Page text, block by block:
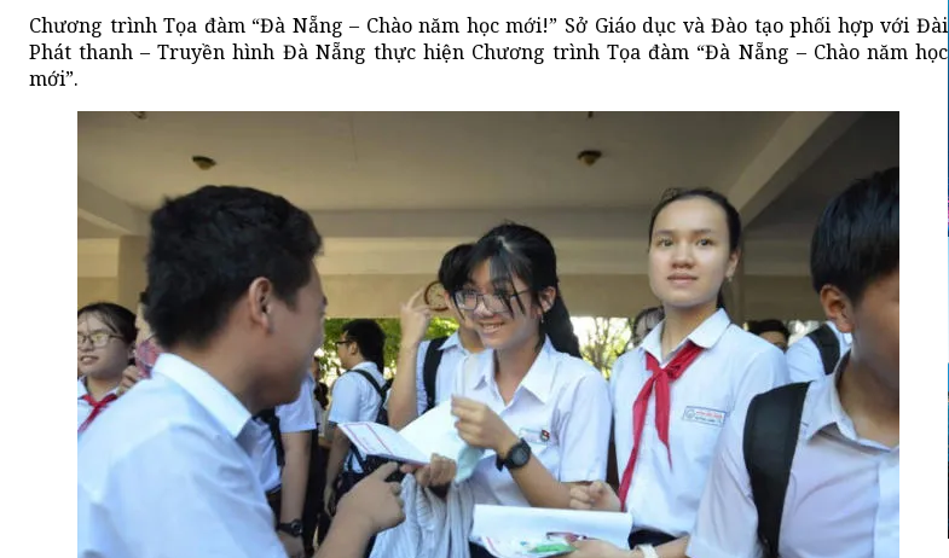
Chương trình Tọa đàm “Đà Nẵng – Chào năm học mới!” Sở Giáo dục và Đào tạo phối hợp với Đài
Phát thanh – Truyền hình Đà Nẵng thực hiện Chương trình Tọa đàm “Đà Nẵng – Chào năm học
mới”.